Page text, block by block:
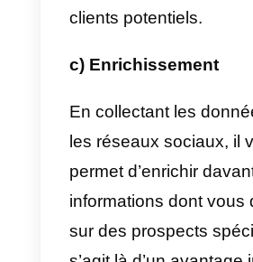
Cependant, elles
toutes leurs
bonne solution
solution qui vous
connecter